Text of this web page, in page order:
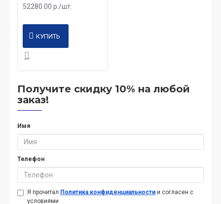
52280.00 р./шт.
КУПИТЬ
Получите скидку 10% на любой
заказ!
Имя
Телефон
Я прочитал Политика конфиденциальности и согласен с
условиями